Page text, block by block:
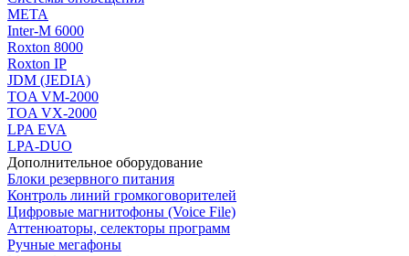
МЕТА
Inter-M 6000
Roxton 8000
Roxton IP
JDM (JEDIA)
TOA VM-2000
TOA VX-2000
LPA EVA
LPA-DUO
Дополнительное оборудование
Блоки резервного питания
Контроль линий громкоговорителей
Цифровые магнитофоны (Voice File)
Аттенюаторы, селекторы программ
Ручные мегафоны